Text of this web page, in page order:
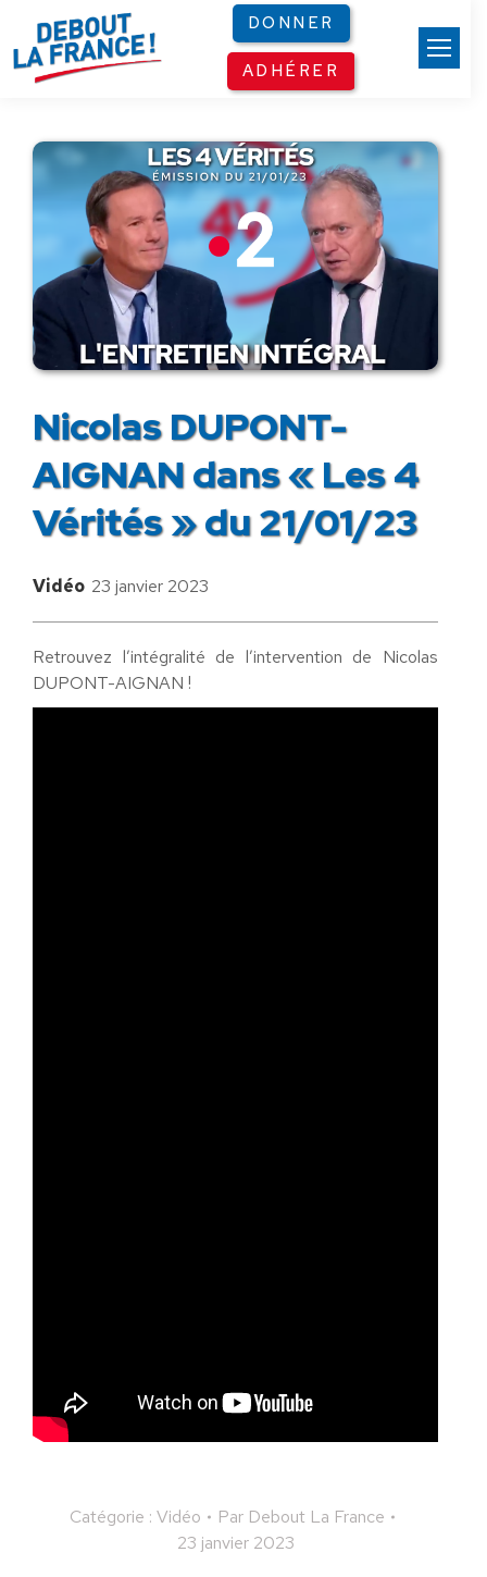
DONNER
ADHÉRER
Nicolas DUPONT-
AIGNAN dans « Les 4
Vérités » du 21/01/23
Vidéo 23 janvier 2023
Retrouvez l’intégralité de l’intervention de Nicolas
DUPONT-AIGNAN !
Catégorie : Vidéo Par Debout La France
23 janvier 2023
Panneau de gestion des cookies